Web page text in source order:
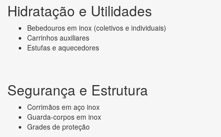
Hidratação e Utilidades
Bebedouros em inox (coletivos e individuais)
Carrinhos auxiliares
Estufas e aquecedores
Segurança e Estrutura
Corrimãos em aço inox
Guarda-corpos em inox
Grades de proteção